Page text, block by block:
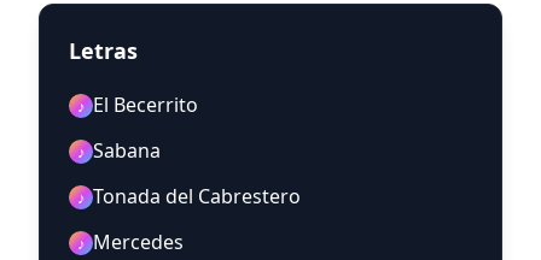
Letras
♪ El Becerrito
♪ Sabana
♪ Tonada del Cabrestero
♪ Mercedes